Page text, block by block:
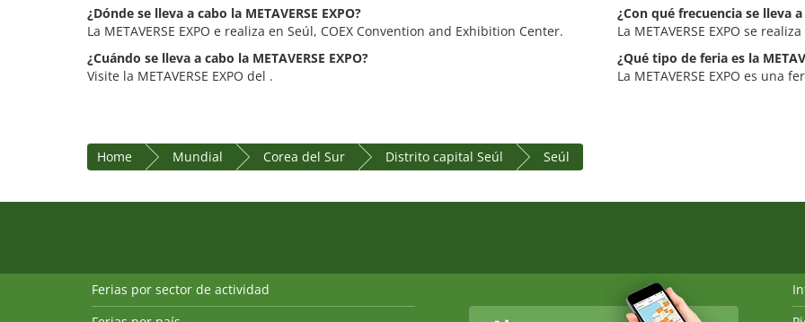
¿Dónde se lleva a cabo la METAVERSE EXPO?
La METAVERSE EXPO e realiza en Seúl, COEX Convention and Exhibition Center.
¿Cuándo se lleva a cabo la METAVERSE EXPO?
Visite la METAVERSE EXPO del .
¿Con qué frecuencia se lleva a
La METAVERSE EXPO se
¿Qué tipo de feria es la
La METAVERSE EXPO es
Home Mundial Corea del Sur Distrito capital Seúl Seúl
Ferias por sector de actividad